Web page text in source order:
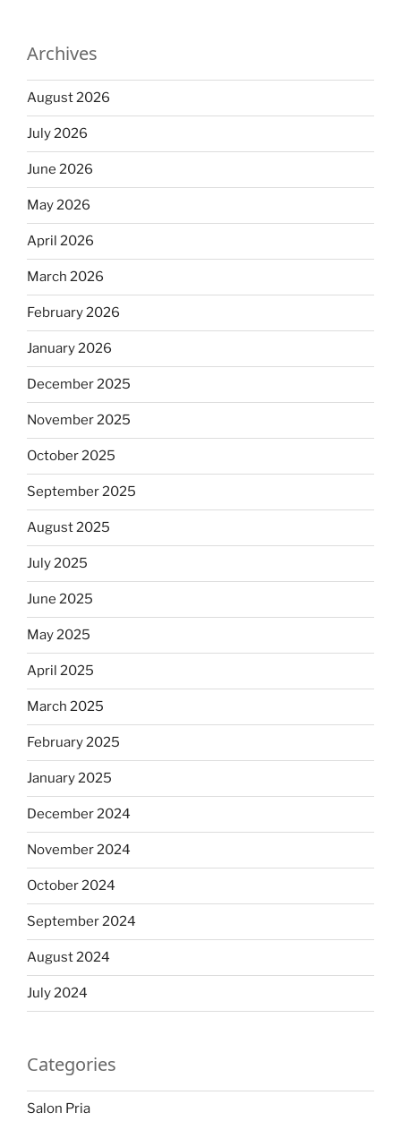
Archives
August 2026
July 2026
June 2026
May 2026
April 2026
March 2026
February 2026
January 2026
December 2025
November 2025
October 2025
September 2025
August 2025
July 2025
June 2025
May 2025
April 2025
March 2025
February 2025
January 2025
December 2024
November 2024
October 2024
September 2024
August 2024
July 2024
Categories
Salon Pria